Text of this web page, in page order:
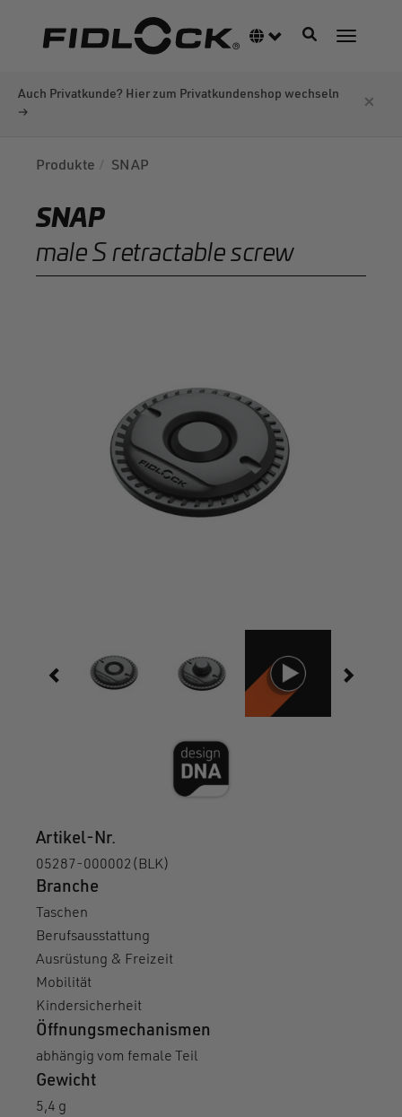
Sprachumschalter
Navigation
Auch Privatkunde? Hier zum Privatkundenshop wechseln
→
×
Produkte SNAP
SNAP
male S retractable screw
Artikel-Nr.
05287-000002(BLK)
Branche
Taschen
Berufsausstattung
Ausrüstung & Freizeit
Mobilität
Kindersicherheit
Öffnungsmechanismen
abhängig vom female Teil
Gewicht
5,4 g